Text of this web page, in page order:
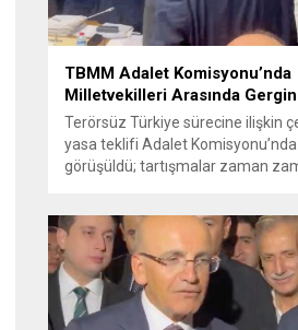
TBMM Adalet Komisyonu’nda
Milletvekilleri Arasında
Terörsüz Türkiye sürecine ilişkin
yasa teklifi Adalet Komisyonu’nda
görüşüldü; tartışmalar zaman
milletvekilleri arasında sözlü gerilim
yaşandı, daha sonra fiziksel arbede
Görüşme sırasında İyi Parti ile MHP
milletvekilleri arasında söz
başladı; taraflar birbirlerini sert